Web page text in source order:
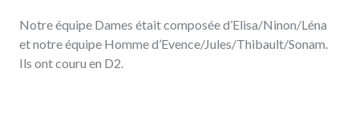
Notre équipe Dames était composée d’Elisa/Ninon/Léna
et notre équipe Homme d’Evence/Jules/Thibault/Sonam.
Ils ont couru en D2.